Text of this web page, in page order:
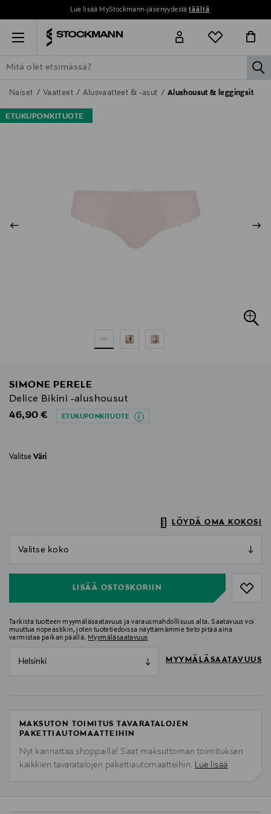
Lue lisää MyStockmann-jäsenyydestätäältä
Menu
ETSI KAIKKI NAISET MIEHET LAPSET KOTI
Naiset Vaatteet Alusvaatteet & -asut Alushousut & leggingsit
ETUKUPONKITUOTE
SIMONE PERELE
Delice Bikini -alushousut
Original Price
46,90 € ETUKUPONKITUOTE
Valitse Väri
LÖYDÄ OMA KOKOSI
LISÄÄ OSTOSKORIIN
Tarkista tuotteen myymäläsaatavuus ja varausmahdollisuus alta. Saatavuus voi
muuttua nopeastikin, joten tuotetiedoissa näyttämämme tieto pitää aina
varmistaa paikan päällä. Myymäläsaatavuus
Helsinki MYYMÄLÄSAATAVUUS
MAKSUTON TOIMITUS TAVARATALOJEN
PAKETTIAUTOMAATTEIHIN
Nyt kannattaa shoppailla! Saat maksuttoman toimituksen
kaikkien tavaratalojen pakettiautomaatteihin. Lue lisää